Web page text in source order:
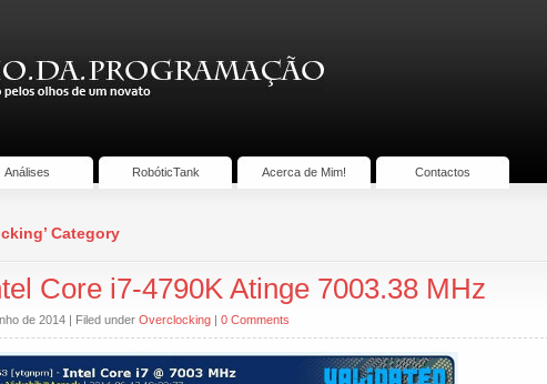
Análises RobóticTank Acerca de Mim! Contactos
Category
Core i7-4790K Atinge 7003.38 MHz
de 2014 | Filed under Overclocking | 0 Comments